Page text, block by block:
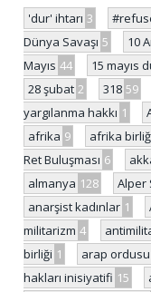
'dur' ihtarı 3
Dünya Savaşı 5 10
Mayıs 44 15 mayıs
28 şubat 2 318 59
yargılanma hakkı 1
afrika 9 afrika
Ret Buluşması 6
almanya 128 Alper
anarşist kadınlar 1
militarizm 4
birliği 1 arap ordusu
hakları inisiyatifi 15